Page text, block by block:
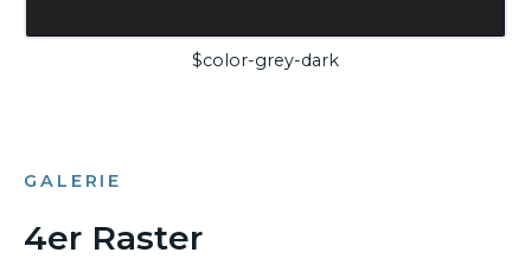
$color-grey-dark
GALERIE
4er Raster